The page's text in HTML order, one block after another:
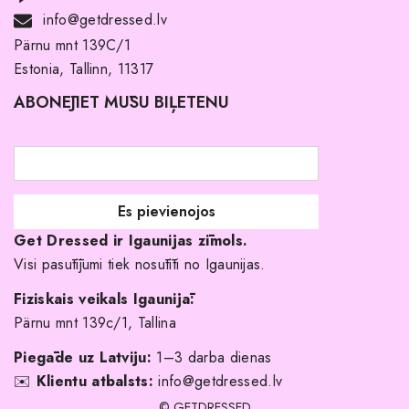
Noma ar pirkuma tiesībām
Par mums
Pirkuma noteikumi un nosacījumi
Atgriešanas politika
Līgavas družiņu kleitas
Veikali
Kāpēc izvēlēties mūs?
info@getdressed.lv
Pärnu mnt 139C/1
Estonia, Tallinn, 11317
ABONĒJIET MŪSU BIĻETENU
Get Dressed ir Igaunijas zīmols.
Visi pasūtījumi tiek nosūtīti no Igaunijas.
Fiziskais veikals Igaunijā:
Pärnu mnt 139c/1, Tallina
Piegāde uz Latviju: 1–3 darba dienas
✉️ Klientu atbalsts: info@getdressed.lv